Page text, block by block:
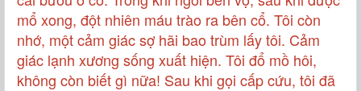
mổ xong, đột nhiên máu trào ra bên cổ. Tôi còn
nhớ, một cảm giác sợ hãi bao trùm lấy tôi. Cảm
giác lạnh xương sống xuất hiện. Tôi đổ mồ hôi,
không còn biết gì nữa! Sau khi gọi cấp cứu, tôi đã